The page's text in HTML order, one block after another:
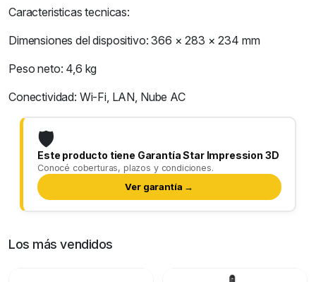
Caracteristicas tecnicas:
Dimensiones del dispositivo: 366 × 283 × 234 mm
Peso neto: 4,6 kg
Conectividad: Wi-Fi, LAN, Nube AC
🛡️
Este producto tiene Garantía Star Impression 3D
Conocé coberturas, plazos y condiciones.
Ver garantía →
Los más vendidos